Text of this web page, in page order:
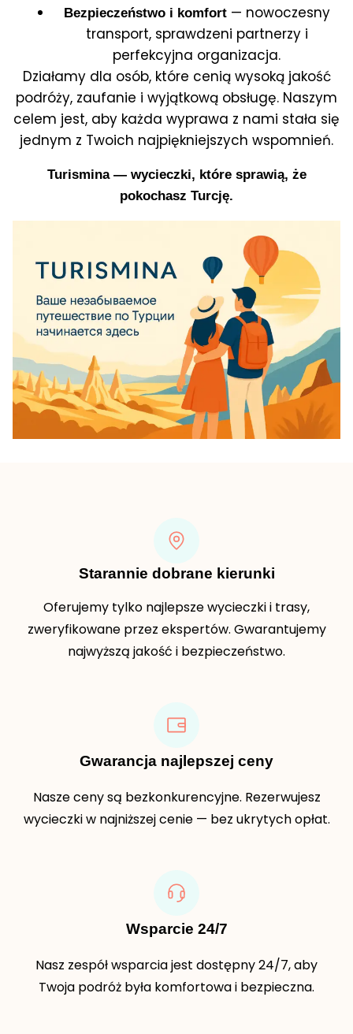
Bezpieczeństwo i komfort— nowoczesny
transport, sprawdzeni partnerzy i
perfekcyjna organizacja.
Działamy dla osób, które cenią wysoką jakość
podróży, zaufanie i wyjątkową obsługę. Naszym
celem jest, aby każda wyprawa z nami stała się
jednym z Twoich najpiękniejszych wspomnień.
Turismina — wycieczki, które sprawią, że
pokochasz Turcję.
Starannie dobrane kierunki
Oferujemy tylko najlepsze wycieczki i trasy,
zweryfikowane przez ekspertów. Gwarantujemy
najwyższą jakość i bezpieczeństwo.
Gwarancja najlepszej ceny
Nasze ceny są bezkonkurencyjne. Rezerwujesz
wycieczki w najniższej cenie — bez ukrytych opłat.
Wsparcie 24/7
Nasz zespół wsparcia jest dostępny 24/7, aby
Twoja podróż była komfortowa i bezpieczna.